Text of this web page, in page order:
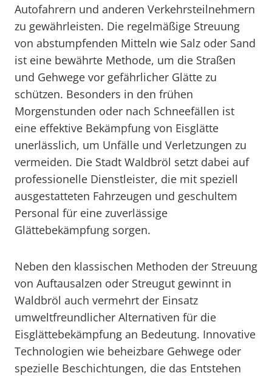
Autofahrern und anderen Verkehrsteilnehmern
zu gewährleisten. Die regelmäßige Streuung
von abstumpfenden Mitteln wie Salz oder Sand
ist eine bewährte Methode, um die Straßen
und Gehwege vor gefährlicher Glätte zu
schützen. Besonders in den frühen
Morgenstunden oder nach Schneefällen ist
eine effektive Bekämpfung von Eisglätte
unerlässlich, um Unfälle und Verletzungen zu
vermeiden. Die Stadt Waldbröl setzt dabei auf
professionelle Dienstleister, die mit speziell
ausgestatteten Fahrzeugen und geschultem
Personal für eine zuverlässige
Glättebekämpfung sorgen.
Neben den klassischen Methoden der Streuung
von Auftausalzen oder Streugut gewinnt in
Waldbröl auch vermehrt der Einsatz
umweltfreundlicher Alternativen für die
Eisglättebekämpfung an Bedeutung. Innovative
Technologien wie beheizbare Gehwege oder
spezielle Beschichtungen, die das Entstehen